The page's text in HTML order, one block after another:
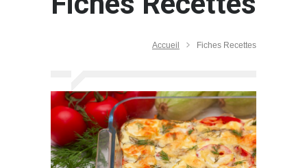
Accueil Fiches Recettes